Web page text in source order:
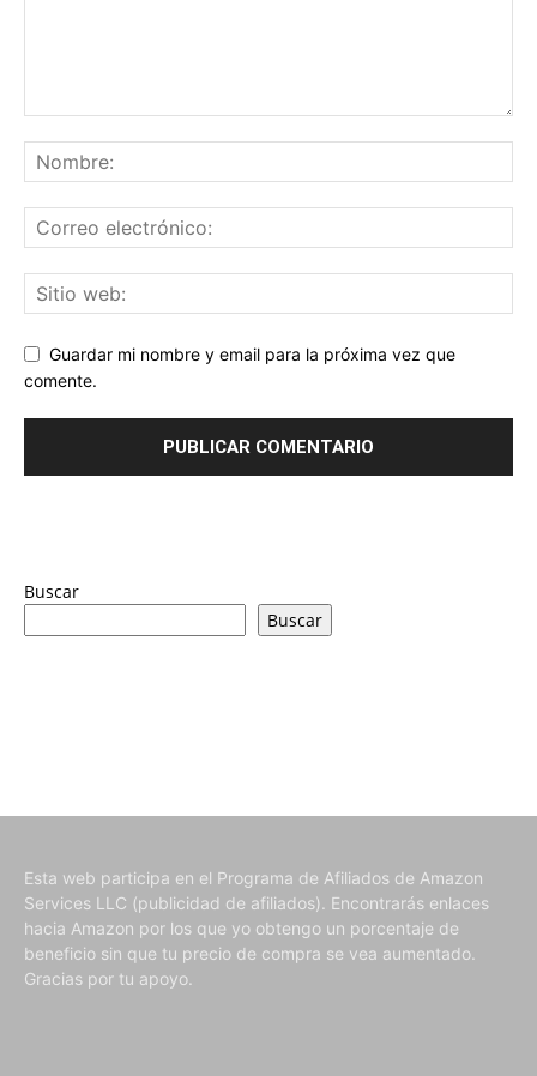
Guardar mi nombre y email para la próxima vez que
comente.
Buscar
Buscar
Esta web participa en el Programa de Afiliados de Amazon
Services LLC (publicidad de afiliados). Encontrarás enlaces
hacia Amazon por los que yo obtengo un porcentaje de
beneficio sin que tu precio de compra se vea aumentado.
Gracias por tu apoyo.